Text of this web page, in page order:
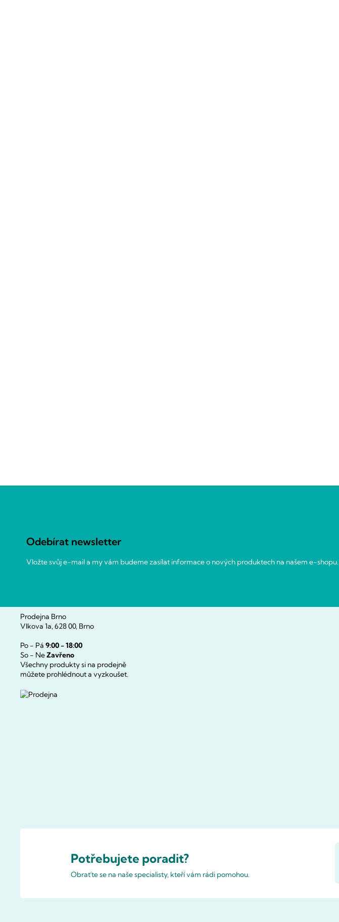
Odebírat newsletter
Vložte svůj e-mail a my vám budeme zasílat informace o nových produktech na našem e-shopu.
Prodejna Brno
Vlkova 1a, 628 00, Brno
Po - Pá 9:00 - 18:00
So - NeZavřeno
Všechny produkty si na prodejně
můžete prohlédnout a vyzkoušet.
Potřebujete poradit?
Obraťte se na naše specialisty, kteří vám rádi pomohou.